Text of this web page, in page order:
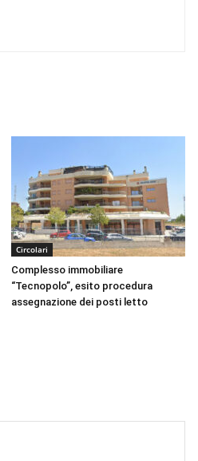
Circolari
Complesso immobiliare
“Tecnopolo”, esito procedura
assegnazione dei posti letto